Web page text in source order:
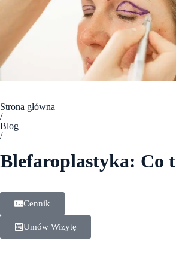
Strona główna
/
Blog
/
Blefaroplastyka: Co
Cennik
Umów Wizytę